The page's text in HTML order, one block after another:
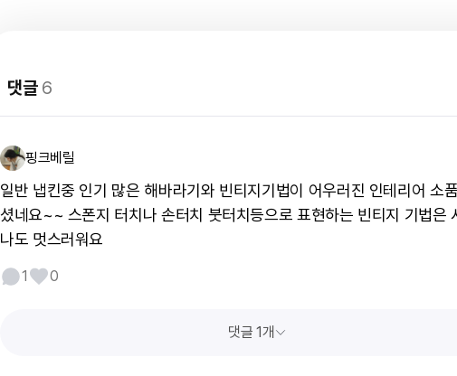
댓글6
핑크베릴
일반 냅킨중 인기 많은 해바라기와 빈티지기법이 어우러진 인테리어 소
셨네요~~ 스폰지 터치나 손터치 붓터치등으로 표현하는 빈티지 기법은
나도 멋스러워요
1 0
댓글 1개